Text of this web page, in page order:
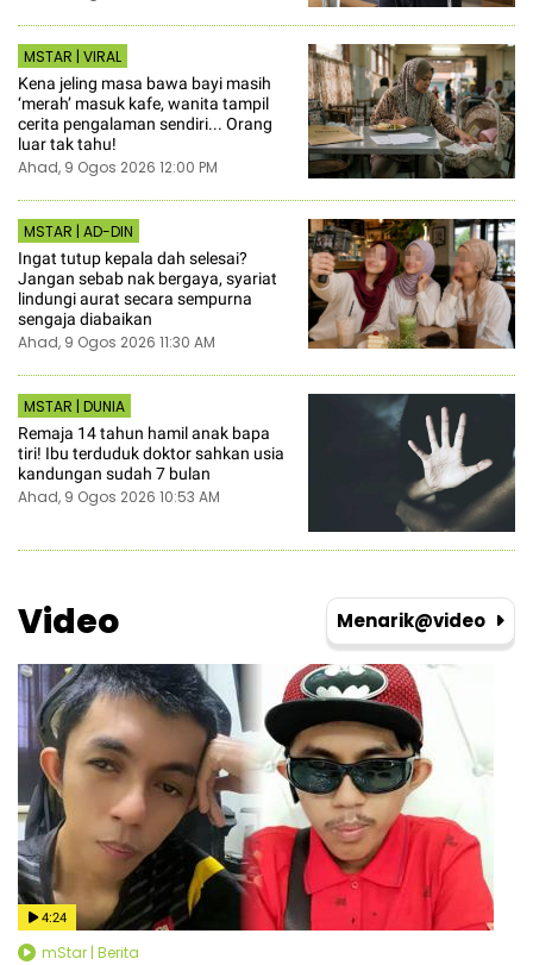
MSTAR | VIRAL
Kena jeling masa bawa bayi masih
‘merah’ masuk kafe, wanita tampil
cerita pengalaman sendiri... Orang
luar tak tahu!
Ahad, 9 Ogos 2026 12:00 PM
MSTAR | AD-DIN
Ingat tutup kepala dah selesai?
Jangan sebab nak bergaya, syariat
lindungi aurat secara sempurna
sengaja diabaikan
Ahad, 9 Ogos 2026 11:30 AM
MSTAR | DUNIA
Remaja 14 tahun hamil anak bapa
tiri! Ibu terduduk doktor sahkan usia
kandungan sudah 7 bulan
Ahad, 9 Ogos 2026 10:53 AM
Video Menarik@video
4:24
mStar | Berita